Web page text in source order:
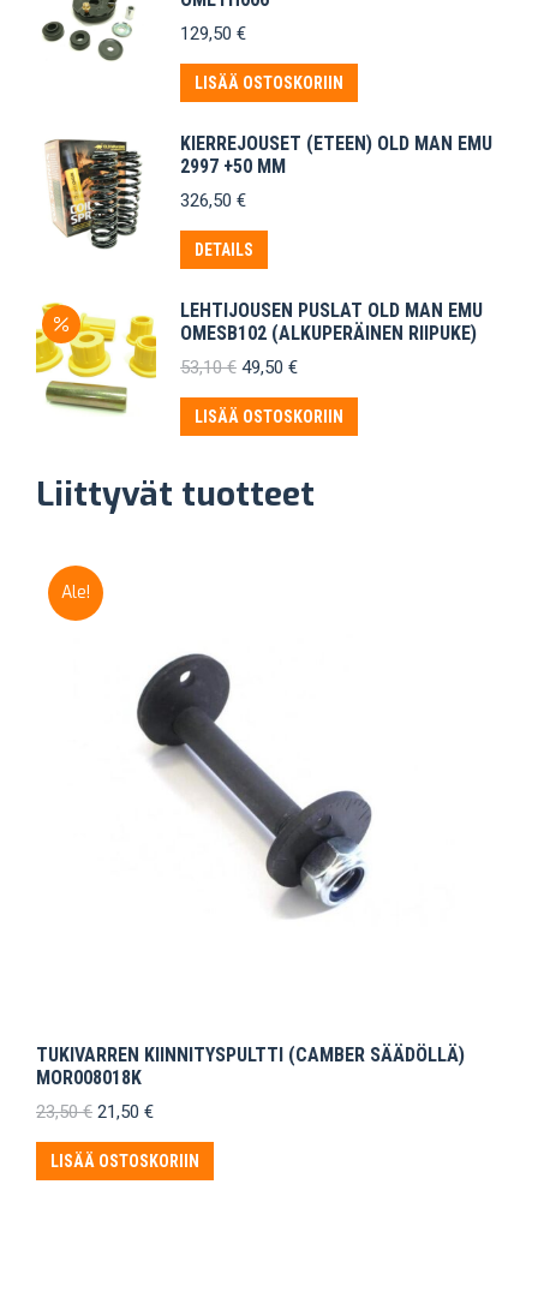
129,50 €
LISÄÄ OSTOSKORIIN
KIERREJOUSET (ETEEN) OLD MAN EMU
2997 +50 MM
326,50 €
DETAILS
LEHTIJOUSEN PUSLAT OLD MAN EMU
OMESB102 (ALKUPERÄINEN RIIPUKE)
53,10€ Alkuperäinen
oli:
53,10 €.
49,50 €Nykyinen
on:
49,50 €.
LISÄÄ OSTOSKORIIN
Liittyvät tuotteet
Ale!
TUKIVARREN KIINNITYSPULTTI (CAMBER SÄÄDÖLLÄ)
MOR008018K
23,50€ Alkuperäinen
oli:
23,50 €.
21,50 €Nykyinen
on:
21,50 €.
LISÄÄ OSTOSKORIIN